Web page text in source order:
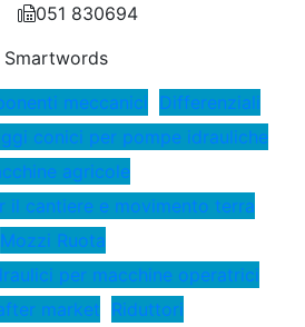
051 830694
Smartwords
meccanici Differenziali
conici per pompe idrauliche
agricole
il cantiere e movimento terra
Mozzi Ruota
per macchine operatrici
market
Riduttori